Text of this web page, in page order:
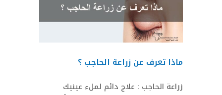
ماذا تعرف عن زراعة الحاجب ؟
زراعة الحاجب : علاج دائم لملء عينيك